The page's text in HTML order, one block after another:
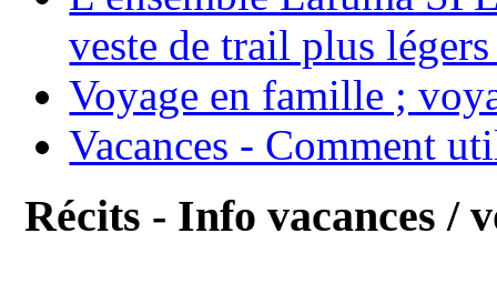
veste de trail plus
Voyage en famille ;
Vacances - Comment
Récits - Info vacances /